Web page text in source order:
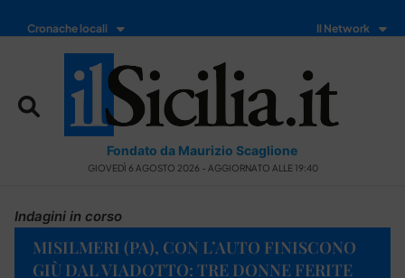
Cronache locali Il Network
Fondato da Maurizio Scaglione
GIOVEDÌ 6 AGOSTO 2026 - AGGIORNATO ALLE 19:40
Indagini in corso
MISILMERI (PA), CON L’AUTO FINISCONO
GIÙ DAL VIADOTTO: TRE DONNE FERITE